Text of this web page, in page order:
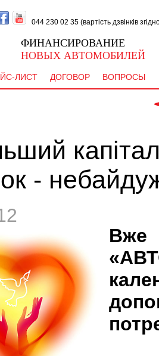
044 230 02 35 (вартість дзвінків
ФИНАНСИРОВАНИЕ
НОВЫХ АВТОМОБИЛЕЙ
ЛИСТ ДОГОВОР ВОПРОСЫ
-
Вже